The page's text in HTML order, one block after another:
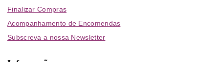
Finalizar Compras
Acompanhamento de Encomendas
Subscreva a nossa Newsletter